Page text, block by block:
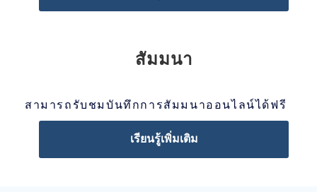
สัมมนา
สามารถรับชมบันทึกการสัมมนาออนไลน์ได้ฟรี
เรียนรู้เพิ่มเติม